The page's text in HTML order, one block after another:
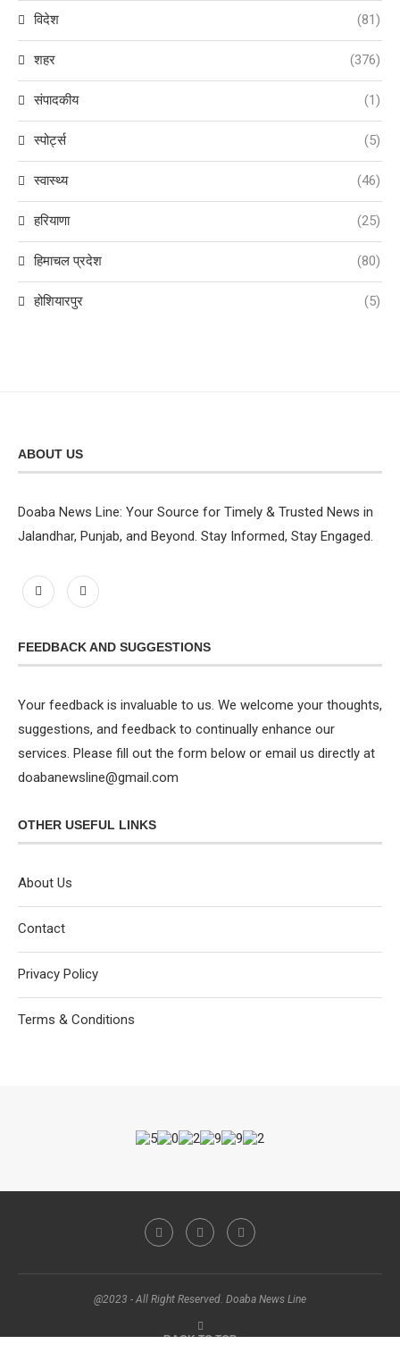
विदेश (81)
शहर (376)
संपादकीय (1)
स्पोर्ट्स (5)
स्वास्थ्य (46)
हरियाणा (25)
हिमाचल प्रदेश (80)
होशियारपुर (5)
ABOUT US
Doaba News Line: Your Source for Timely & Trusted News in
Jalandhar, Punjab, and Beyond. Stay Informed, Stay Engaged.
FEEDBACK AND SUGGESTIONS
Your feedback is invaluable to us. We welcome your thoughts,
suggestions, and feedback to continually enhance our
services. Please fill out the form below or email us directly at
doabanewsline@gmail.com
OTHER USEFUL LINKS
About Us
Contact
Privacy Policy
Terms & Conditions
@2023 - All Right Reserved. Doaba News Line
BACK TO TOP